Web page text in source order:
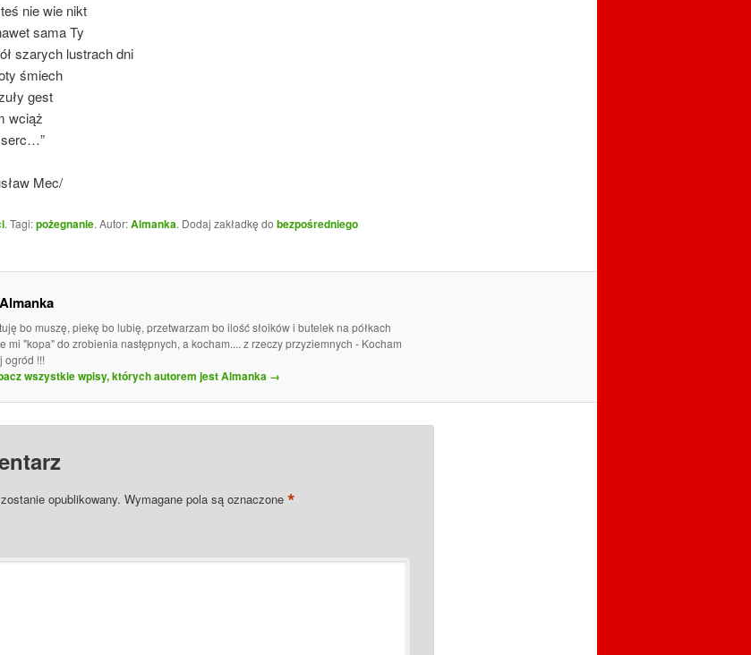
nie wie nikt
sama Ty
szarych lustrach dni
śmiech
gest
wciąż
Mec/
. Tagi:pożegnanie. Autor:Almanka. Dodaj zakładkę do bezpośredniego
bo muszę, piekę bo lubię, przetwarzam bo ilość słoików i butelek na półkach
mi "kopa" do zrobienia następnych, a kocham.... z rzeczy przyziemnych - Kocham
ogród !!!
wszystkie wpisy, których autorem jest Almanka →
opublikowany. Wymagane pola są oznaczone *